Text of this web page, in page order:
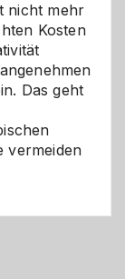
nicht mehr
Kosten
Das geht
vermeiden